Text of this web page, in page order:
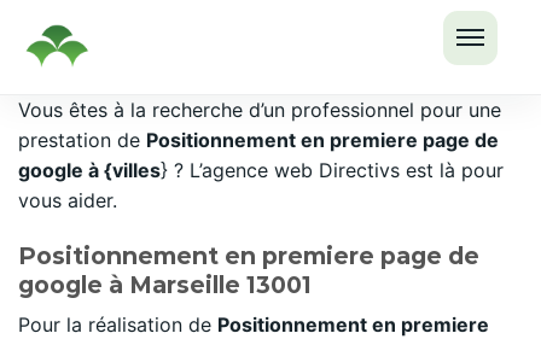
LE
MENU
Passer
au
contenu
Vous êtes à la recherche d’un professionnel pour une
prestation de Positionnement en premiere page de
google à {villes} ? L’agence web Directivs est là pour
vous aider.
Positionnement en premiere page de
google à Marseille 13001
Pour la réalisation de Positionnement en premiere